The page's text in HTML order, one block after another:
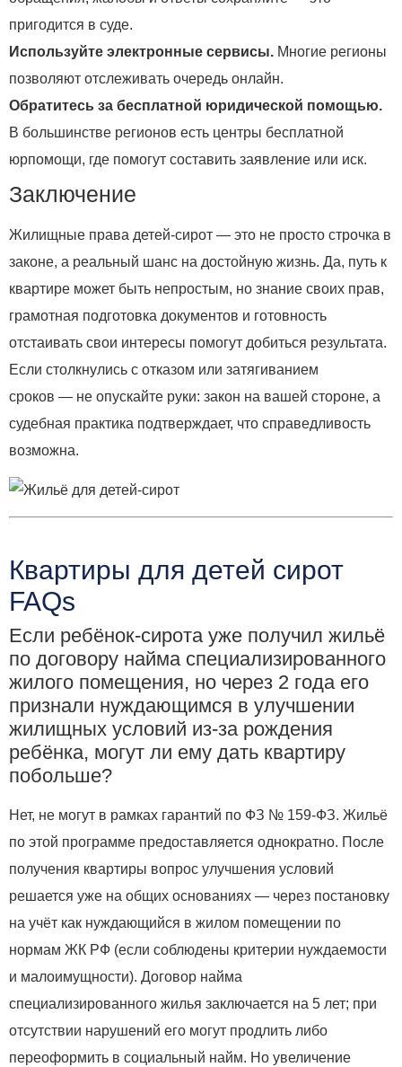
пригодится в суде.
Используйте электронные сервисы. Многие регионы
позволяют отслеживать очередь онлайн.
Обратитесь за бесплатной юридической помощью.
В большинстве регионов есть центры бесплатной
юрпомощи, где помогут составить заявление или иск.
Заключение
Жилищные права детей‑сирот — это не просто строчка в
законе, а реальный шанс на достойную жизнь. Да, путь к
квартире может быть непростым, но знание своих прав,
грамотная подготовка документов и готовность
отстаивать свои интересы помогут добиться результата.
Если столкнулись с отказом или затягиванием
сроков — не опускайте руки: закон на вашей стороне, а
судебная практика подтверждает, что справедливость
возможна.
Квартиры для детей сирот
FAQs
Если ребёнок‑сирота уже получил жильё
по договору найма специализированного
жилого помещения, но через 2 года его
признали нуждающимся в улучшении
жилищных условий из‑за рождения
ребёнка, могут ли ему дать квартиру
побольше?
Нет, не могут в рамках гарантий по ФЗ № 159‑ФЗ. Жильё
по этой программе предоставляется однократно. После
получения квартиры вопрос улучшения условий
решается уже на общих основаниях — через постановку
на учёт как нуждающийся в жилом помещении по
нормам ЖК РФ (если соблюдены критерии нуждаемости
и малоимущности). Договор найма
специализированного жилья заключается на 5 лет; при
отсутствии нарушений его могут продлить либо
переоформить в социальный найм. Но увеличение